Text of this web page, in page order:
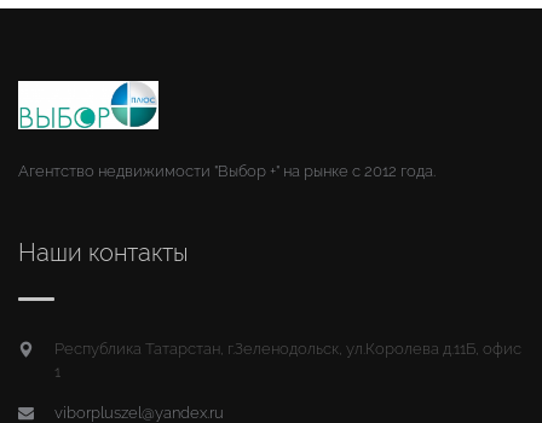
Агентство недвижимости "Выбор +" на рынке с 2012 года.
Наши контакты
Республика Татарстан, г.Зеленодольск, ул.Королева д.11Б, офис
1
viborpluszel@yandex.ru